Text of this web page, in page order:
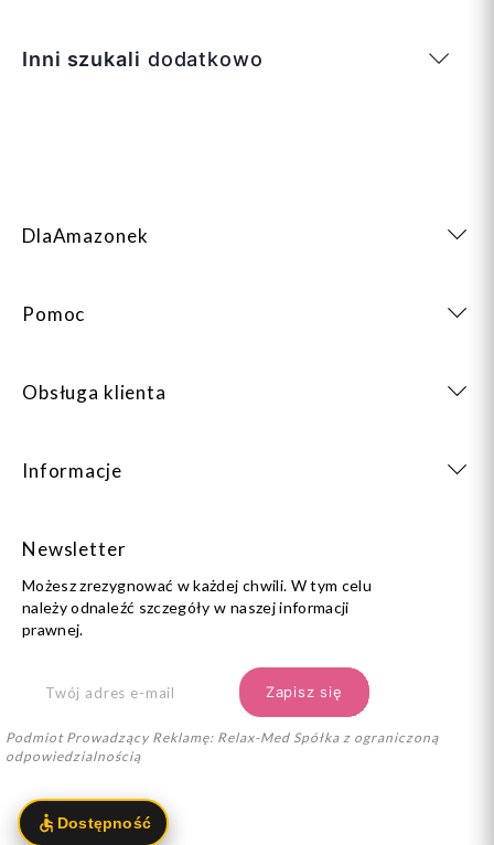
Inni szukali dodatkowo
DlaAmazonek
Pomoc
Obsługa klienta
Informacje
Newsletter
Możesz zrezygnować w każdej chwili. W tym celu
należy odnaleźć szczegóły w naszej informacji
prawnej.
Podmiot Prowadzący Reklamę: Relax-Med Spółka z ograniczoną
odpowiedzialnością